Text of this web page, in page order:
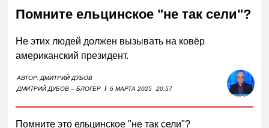
Помните ельцинское "не так сели"?
Не этих людей должен вызывать на ковёр
американский президент.
АВТОР:ДМИТРИЙ ДУБОВ
ДМИТРИЙ ДУБОВ – БЛОГЕР I 6 МАРТА 2025 20:57
Помните это ельцинское "не так сели"?